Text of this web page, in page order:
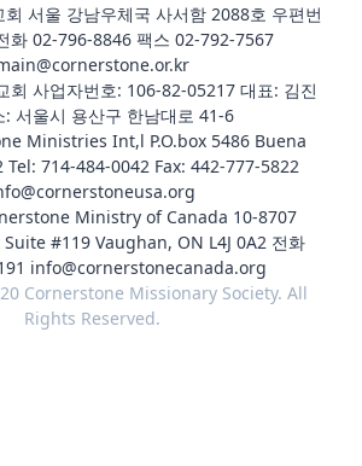
회 서울 강남우체국 사서함 2088호 우편번
화 02-796-8846 팩스 02-792-7567
회 사업자번호: 106-82-05217 대표: 김진
: 서울시 용산구 한남대로 41-6
Ministries Int,l P.O.box 5486 Buena
Tel: 714-484-0042 Fax: 442-777-5822
Ministry of Canada 10-8707
#119 Vaughan, ON L4J 0A2 전화
info@cornerstonecanada.org
Cornerstone Missionary Society. All
Rights Reserved.